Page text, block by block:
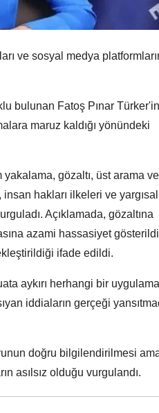
ve sosyal medya
bulunan Fatoş Pınar Türker'in
maruz kaldığı yönündeki
gözaltı, üst arama
hakları ilkeleri ve yargısal
Açıklamada, gözaltına
azami hassasiyet
ifade edildi.
aykırı herhangi bir
iddiaların gerçeği
doğru bilgilendirilmesi
asılsız olduğu vurgulandı.